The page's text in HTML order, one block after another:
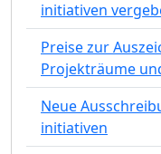
initiativen
Preise zur
Projekträume
Neue
initiativen